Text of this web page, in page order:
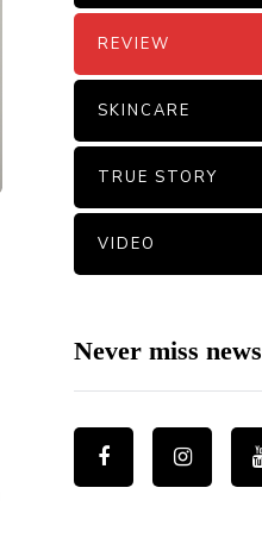
REVIEW
SKINCARE
TRUE STORY
VIDEO
Never miss news